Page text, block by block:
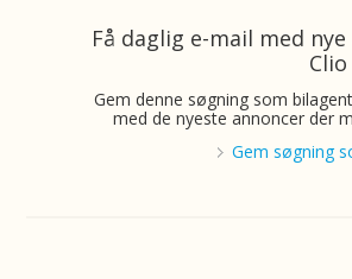
Få daglig e-mail med
Clio
Gem denne søgning som
med de nyeste annoncer der
Gem søgning